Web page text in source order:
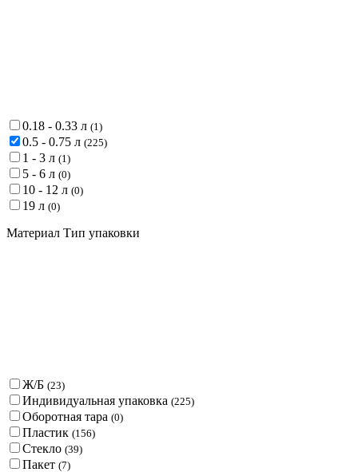
0.18 - 0.33 л (1 )
0.5 - 0.75 л (225)
1 - 3 л (1 )
5 - 6 л (0)
10 - 12 л (0)
19 л (0)
Материал Тип упаковки
Ж/Б (23)
Индивидуальная упаковка (225)
Оборотная тара (0)
Пластик (156)
Стекло (39)
Пакет (7)